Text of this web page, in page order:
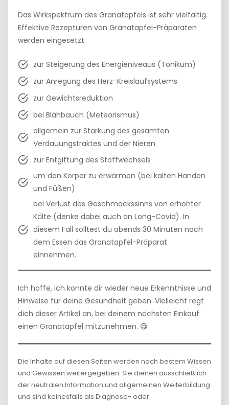
Das Wirkspektrum des Granatapfels ist sehr vielfältig.
Effektive Rezepturen von Granatapfel-Präparaten
werden eingesetzt:
zur Steigerung des Energieniveaus (Tonikum)
zur Anregung des Herz-Kreislaufsystems
zur Gewichtsreduktion
bei Blähbauch (Meteorismus)
allgemein zur Stärkung des gesamten
Verdauungstraktes und der Nieren
zur Entgiftung des Stoffwechsels
um den Körper zu erwärmen (bei kalten Händen
und Füßen)
bei Verlust des Geschmackssinns von erhöhter
Kälte (denke dabei auch an Long-Covid). In
diesem Fall solltest du abends 30 Minuten nach
dem Essen das Granatapfel-Präparat
einnehmen.
Ich hoffe, ich konnte dir wieder neue Erkenntnisse und
Hinweise für deine Gesundheit geben. Vielleicht regt
dich dieser Artikel an, bei deinem nächsten Einkauf
einen Granatapfel mitzunehmen. 😋
Die Inhalte auf diesen Seiten werden nach bestem Wissen
und Gewissen weitergegeben. Sie dienen ausschließlich
der neutralen Information und allgemeinen Weiterbildung
und sind keinesfalls als Diagnose- oder